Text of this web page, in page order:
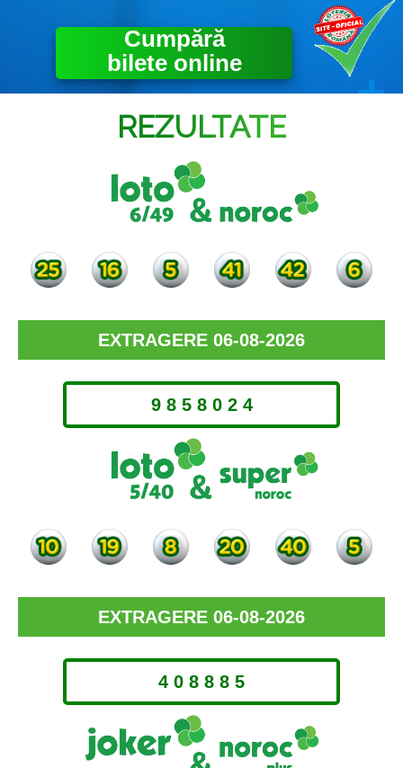
Cumpără
bilete online
Cumpără bilete
online
REZULTATE
EXTRAGERE 06-08-2026
9 8 5 8 0 2 4
EXTRAGERE 06-08-2026
4 0 8 8 8 5